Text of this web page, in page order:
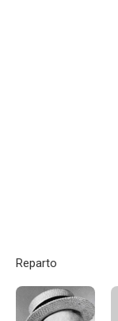
Reparto